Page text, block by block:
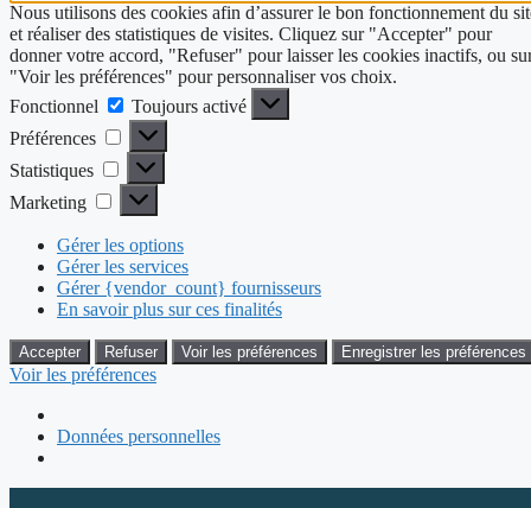
Nous utilisons des cookies afin d’assurer le bon fonctionnement du
et réaliser des statistiques de visites. Cliquez sur "Accepter" pour
donner votre accord, "Refuser" pour laisser les cookies inactifs, ou
"Voir les préférences" pour personnaliser vos choix.
Fonctionnel
Fonctionnel
Toujours activé
Préférences
Préférences
Statistiques Statistiques
Marketing Marketing
Gérer les options
Gérer les services
Gérer {vendor_count} fournisseurs
En savoir plus sur ces finalités
Accepter Refuser Voir les préférences Enregistrer les préférences
Voir les préférences
Données personnelles